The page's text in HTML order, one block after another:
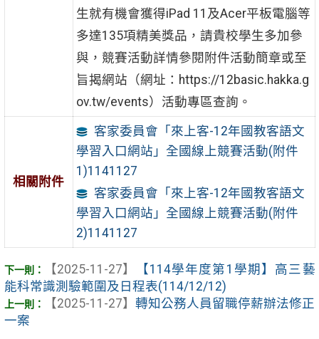
生就有機會獲得iPad 11及Acer平板電腦等
多達135項精美獎品，請貴校學生多加參
與，競賽活動詳情參閱附件活動簡章或至
旨揭網站（網址：https://12basic.hakka.g
ov.tw/events）活動專區查詢。
相關附件
客家委員會「來上客-12年國教客語文
學習入口網站」全國線上競賽活動(附件
1)1141127
客家委員會「來上客-12年國教客語文
學習入口網站」全國線上競賽活動(附件
2)1141127
【2025-11-27】
【114學年度第1學期】高三藝
能科常識測驗範圍及日程表(114/12/12)
【2025-11-27】 轉知公務人員留職停薪辦法修正
一案